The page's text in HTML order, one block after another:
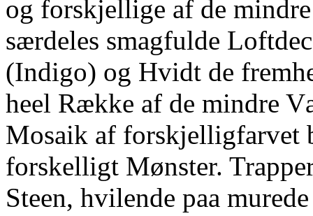
og forskjellige af de
særdeles smagfulde
(Indigo) og Hvidt de
heel Række af de mindre
Mosaik af forskjelligfarvet
forskelligt Mønster.
Steen, hvilende paa